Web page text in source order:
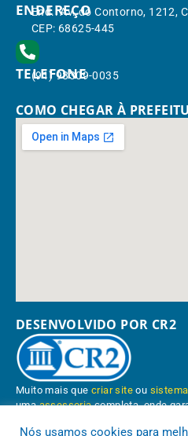
ENDEREÇO
End.: Av. do Contorno, 1212,
CEP: 68625-445
TELEFONE
(91) 98309-0035
COMO CHEGAR À
DESENVOLVIDO POR CR2
Muito mais quecriar site ou
umaassessoriacompleta, onde
Nós usamos cookies para